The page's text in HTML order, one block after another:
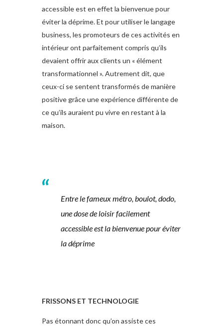
accessible est en effet la bienvenue pour
éviter la déprime. Et pour utiliser le langage
business, les promoteurs de ces activités en
intérieur ont parfaitement compris qu’ils
devaient offrir aux clients un « élément
transformationnel ». Autrement dit, que
ceux-ci se sentent transformés de manière
positive grâce une expérience différente de
ce qu’ils auraient pu vivre en restant à la
maison.
Entre le fameux métro, boulot, dodo,
une dose de loisir facilement
accessible est la bienvenue pour éviter
la déprime
FRISSONS ET TECHNOLOGIE
Pas étonnant donc qu’on assiste ces